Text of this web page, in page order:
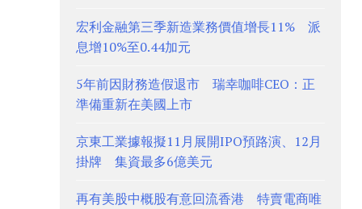
宏利金融第三季新造業務價值增長11% 派
息增10%至0.44加元
5年前因財務造假退市 瑞幸咖啡CEO：正
準備重新在美國上市
京東工業據報擬11月展開IPO預路演、12月
掛牌 集資最多6億美元
再有美股中概股有意回流香港 特賣電商唯